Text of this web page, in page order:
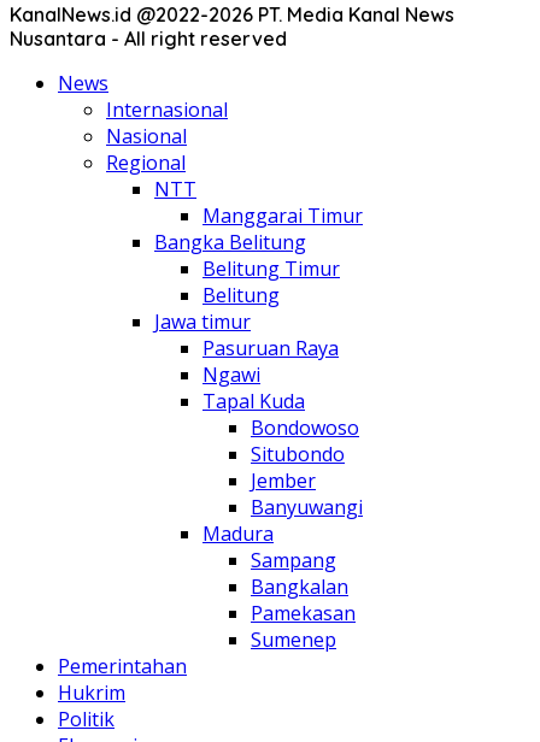
KanalNews.id @2022-2026 PT. Media Kanal News
Nusantara - All right reserved
News
Internasional
Nasional
Regional
NTT
Manggarai Timur
Bangka Belitung
Belitung Timur
Belitung
Jawa timur
Pasuruan Raya
Ngawi
Tapal Kuda
Bondowoso
Situbondo
Jember
Banyuwangi
Madura
Sampang
Bangkalan
Pamekasan
Sumenep
Pemerintahan
Hukrim
Politik